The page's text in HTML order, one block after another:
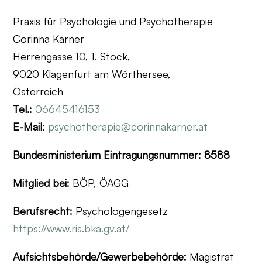
Praxis für Psychologie und Psychotherapie
Corinna Karner
Herrengasse 10, 1. Stock,
9020 Klagenfurt am Wörthersee,
Österreich
Tel.:06645416153
E-Mail: psychotherapie@corinnakarner.at
Bundesministerium Eintragungsnummer: 8588
Mitglied bei: BÖP, ÖAGG
Berufsrecht: Psychologengesetz
https://www.ris.bka.gv.at/
Aufsichtsbehörde/Gewerbebehörde: Magistrat